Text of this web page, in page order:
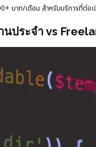
บาท/เดือน สำหรับบริการที่ต่อเ
นประจำ vs